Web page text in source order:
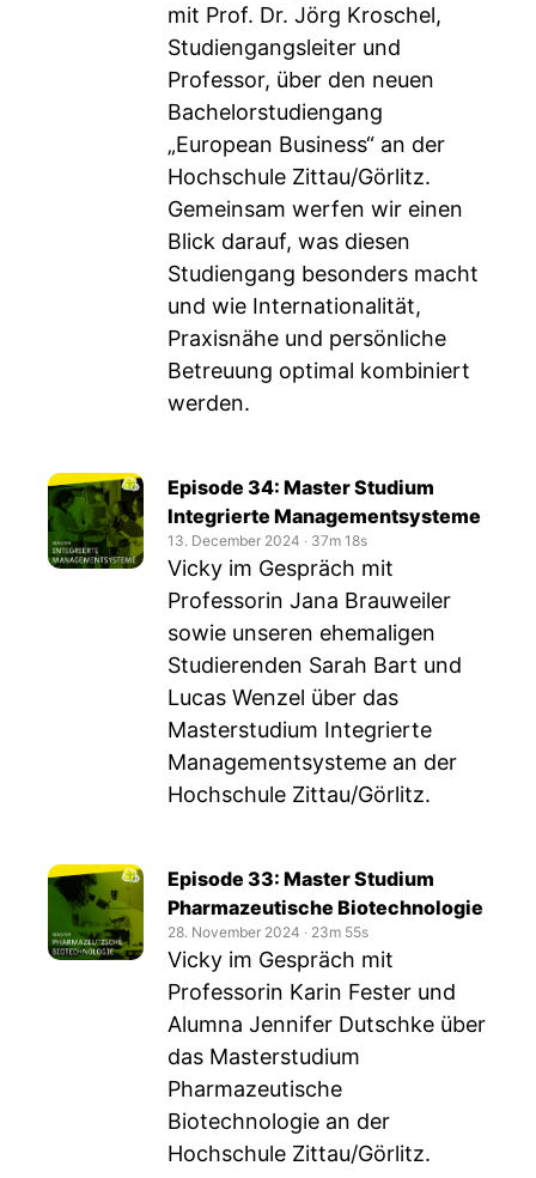
mit Prof. Dr. Jörg Kroschel,
Studiengangsleiter und
Professor, über den neuen
Bachelorstudiengang
„European Business“ an der
Hochschule Zittau/Görlitz.
Gemeinsam werfen wir einen
Blick darauf, was diesen
Studiengang besonders macht
und wie Internationalität,
Praxisnähe und persönliche
Betreuung optimal kombiniert
werden.
Episode 34: Master Studium
Integrierte Managementsysteme
13. December 2024 ‧ 37m 18s
Vicky im Gespräch mit
Professorin Jana Brauweiler
sowie unseren ehemaligen
Studierenden Sarah Bart und
Lucas Wenzel über das
Masterstudium Integrierte
Managementsysteme an der
Hochschule Zittau/Görlitz.
Episode 33: Master Studium
Pharmazeutische Biotechnologie
28. November 2024 ‧ 23m 55s
Vicky im Gespräch mit
Professorin Karin Fester und
Alumna Jennifer Dutschke über
das Masterstudium
Pharmazeutische
Biotechnologie an der
Hochschule Zittau/Görlitz.